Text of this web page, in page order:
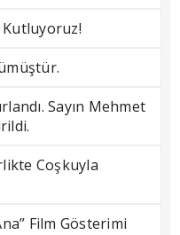
Kutluyoruz!
Sayın Mehmet
Coşkuyla
Film Gösterimi